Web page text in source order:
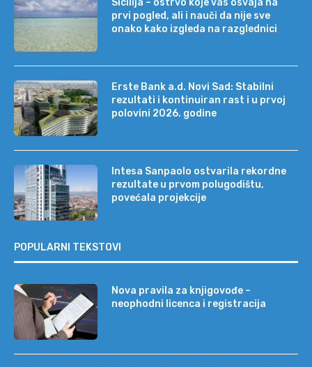
prvi pogled, ali i nauči da nije sve
onako kako izgleda na razglednici
Erste Bank a.d. Novi Sad: Stabilni
rezultati i kontinuiran rast i u prvoj
polovini 2026. godine
Intesa Sanpaolo ostvarila rekordne
rezultate u prvom polugodištu,
povećala projekcije
POPULARNI TEKSTOVI
Nova pravila za knjigovođe –
neophodni licenca i registracija